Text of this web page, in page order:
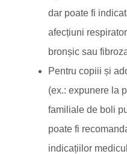
dar poate fi
afecțiuni
bronșic sau
Pentru copiii și
(ex.: expunere la
familiale de boli
poate fi
indicațiilor